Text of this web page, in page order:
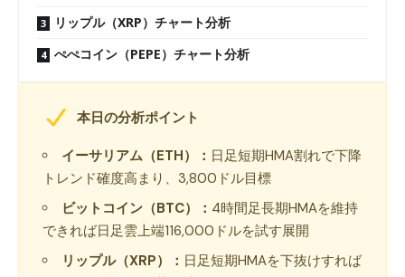
リップル（XRP）チャート分析
ぺぺコイン（PEPE）チャート分析
本日の分析ポイント
イーサリアム（ETH）： 日足短期HMA割れで下降
トレンド確度高まり、3,800ドル目標
ビットコイン（BTC）： 4時間足長期HMAを維持
できれば日足雲上端116,000ドルを試す展開
リップル（XRP）： 日足短期HMAを下抜けすれば